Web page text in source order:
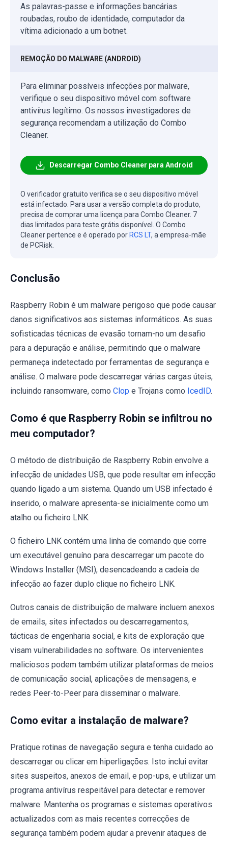
As palavras-passe e informações bancárias
roubadas, roubo de identidade, computador da
vítima adicionado a um botnet.
REMOÇÃO DO MALWARE (ANDROID)
Para eliminar possíveis infecções por malware,
verifique o seu dispositivo móvel com software
antivírus legítimo. Os nossos investigadores de
segurança recomendam a utilização do Combo
Cleaner.
Descarregar Combo Cleaner para Android
O verificador gratuito verifica se o seu dispositivo móvel
está infectado. Para usar a versão completa do produto,
precisa de comprar uma licença para Combo Cleaner. 7
dias limitados para teste grátis disponível. O Combo
Cleaner pertence e é operado por RCS LT, a empresa-mãe
de PCRisk.
Conclusão
Raspberry Robin é um malware perigoso que pode causar
danos significativos aos sistemas informáticos. As suas
sofisticadas técnicas de evasão tornam-no um desafio
para a depuração e análise, permitindo que o malware
permaneça indetectado por ferramentas de segurança e
análise. O malware pode descarregar várias cargas úteis,
incluindo ransomware, como Clop e Trojans como IcedID.
Como é que Raspberry Robin se infiltrou no
meu computador?
O método de distribuição de Raspberry Robin envolve a
infecção de unidades USB, que pode resultar em infecção
quando ligado a um sistema. Quando um USB infectado é
inserido, o malware apresenta-se inicialmente como um
atalho ou ficheiro LNK.
O ficheiro LNK contém uma linha de comando que corre
um executável genuíno para descarregar um pacote do
Windows Installer (MSI), desencadeando a cadeia de
infecção ao fazer duplo clique no ficheiro LNK.
Outros canais de distribuição de malware incluem anexos
de emails, sites infectados ou descarregamentos,
tácticas de engenharia social, e kits de exploração que
visam vulnerabilidades no software. Os intervenientes
maliciosos podem também utilizar plataformas de meios
de comunicação social, aplicações de mensagens, e
redes Peer-to-Peer para disseminar o malware.
Como evitar a instalação de malware?
Pratique rotinas de navegação segura e tenha cuidado ao
descarregar ou clicar em hiperligações. Isto inclui evitar
sites suspeitos, anexos de email, e pop-ups, e utilizar um
programa antivírus respeitável para detectar e remover
malware. Mantenha os programas e sistemas operativos
actualizados com as mais recentes correcções de
segurança também podem ajudar a prevenir ataques de